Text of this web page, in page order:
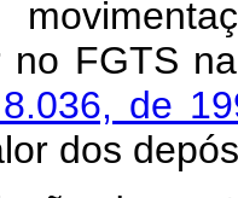
no FGTS
de
dos